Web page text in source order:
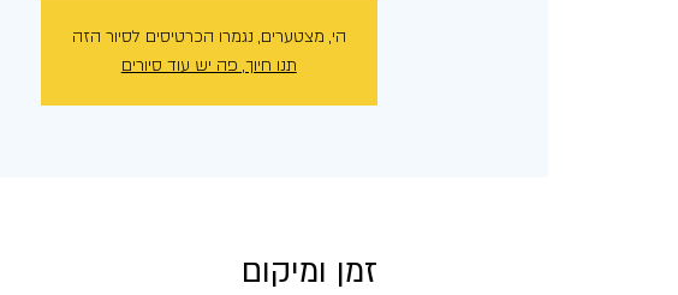
הי, מצטערים, נגמרו הכרטיסים לסיור הזה
תנו חיוך, פה יש עוד סיורים
זמן ומיקום